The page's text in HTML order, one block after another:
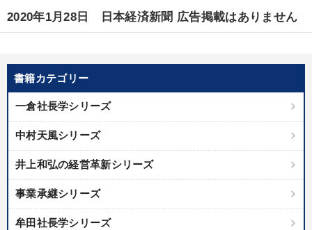
書籍カテゴリー
一倉社長学シリーズ
中村天風シリーズ
井上和弘の経営革新シリーズ
事業承継シリーズ
牟田社長学シリーズ
2020年1月28日 日本経済新聞 広告掲載はありません